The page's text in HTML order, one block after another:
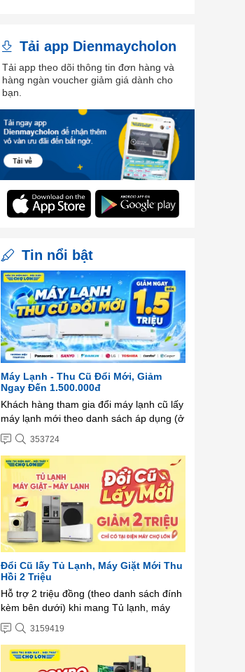
Tải app Dienmaycholon
Tải app theo dõi thông tin đơn hàng và
hàng ngàn voucher giảm giá dành cho
bạn.
Tin nổi bật
Máy Lạnh - Thu Cũ Đổi Mới, Giảm
Ngay Đến 1.500.000đ
Khách hàng tham gia đổi máy lạnh cũ lấy
máy lạnh mới theo danh sách áp dụng (ở
mục 3) sẽ được trừ trực tiếp
đến 1.500.000 VNĐ ...
353724
Đổi Cũ lấy Tủ Lạnh, Máy Giặt Mới Thu
Hồi 2 Triệu
Hỗ trợ 2 triệu đồng (theo danh sách đính
kèm bên dưới) khi mang Tủ lạnh, máy
giặt cũ đổi lấy tủ lạnh, máy giặt mới từ
các thương hiệu: Panasonic - Toshiba -
Electrolux - Hitachi - LG - Aqua -
Samsung ...
3159419